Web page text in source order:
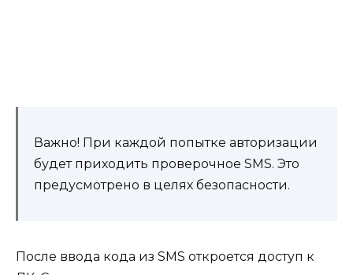
Важно! При каждой попытке авторизации
будет приходить проверочное SMS. Это
предусмотрено в целях безопасности.
После ввода кода из SMS откроется доступ к